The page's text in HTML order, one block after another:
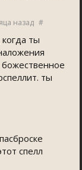
назад #
ты
ты
спелл